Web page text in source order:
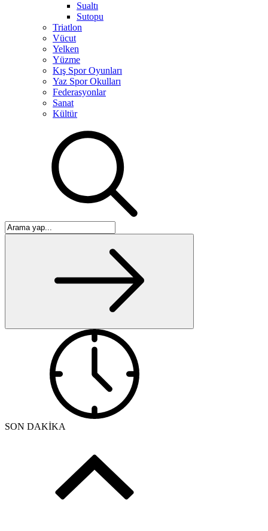
Sualtı
Sutopu
Triatlon
Vücut
Yelken
Yüzme
Kış Spor Oyunları
Yaz Spor Okulları
Federasyonlar
Sanat
Kültür
SON DAKİKA